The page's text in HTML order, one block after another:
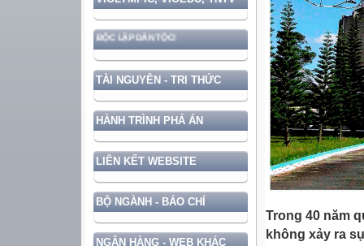
VÀ ĐỘC LẬP DÂN TỘC!
TÀI NGUYÊN - TRI THỨC
HÀNH TRÌNH PHÁ ÁN
LIÊN KẾT WEBSITE
BỘ NGÀNH - BÁO CHÍ
NGÂN HÀNG - WEB KHÁC
Trong 40 năm
không xảy ra